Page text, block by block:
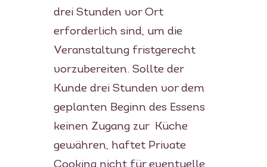
drei Stunden vor Ort
erforderlich sind, um die
Veranstaltung fristgerecht
vorzubereiten. Sollte der
Kunde drei Stunden vor dem
geplanten Beginn des Essens
keinen Zugang zur Küche
gewähren, haftet Private